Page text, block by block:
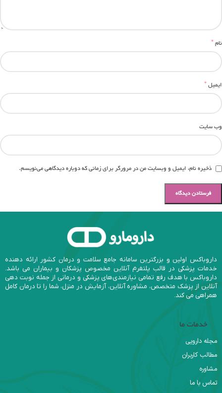
نام*
ایمیل*
وب‌ سایت
ذخیره نام، ایمیل و وبسایت من در مرورگر برای زمانی که دوباره دیدگاهی می‌نویسم.
داروباکس اولین و بزرگترین سامانه جامع سلامت و درمان کشور ارائه دهنده
خدمات پزشکی در قالب پلتفرم آنلاین مخصوص پزشکان و بیماران می باشد.
داروباکس با هدف رفع تمامی نیازمندی‌های پزشکی و درمانی از جمله نوبت دهی
آنلاین از پزشک متخصص، مشاوره آنلاین، آزمایش در منزل، شما را تا درمان کامل
همراهی می کند.
خدمات ما
مجله دارویی
مطالب کاربران
مشاوره
تماس با ما